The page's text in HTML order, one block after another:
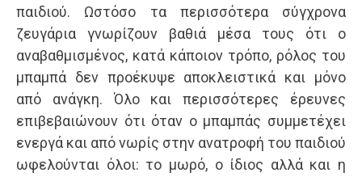
παιδιού. Ωστόσο τα περισσότερα σύγχρονα
ζευγάρια γνωρίζουν βαθιά μέσα τους ότι ο
αναβαθμισμένος, κατά κάποιον τρόπο, ρόλος του
μπαμπά δεν προέκυψε αποκλειστικά και μόνο
από ανάγκη. Όλο και περισσότερες έρευνες
επιβεβαιώνουν ότι όταν ο μπαμπάς συμμετέχει
ενεργά και από νωρίς στην ανατροφή του παιδιού
ωφελούνται όλοι: το μωρό, ο ίδιος αλλά και η